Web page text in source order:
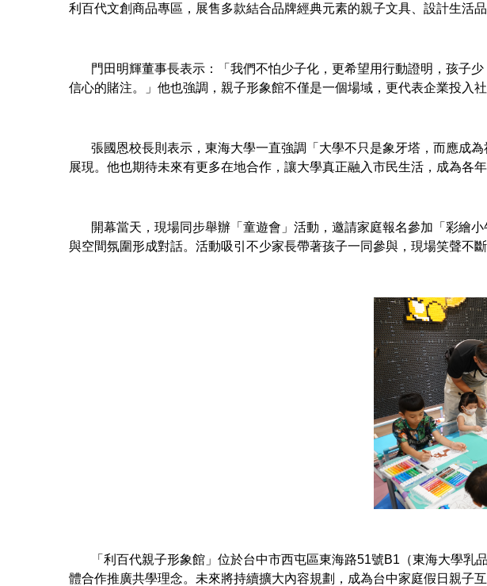
利百代文創商品專區，展售多款結合品牌經典元素的親子文具、設計生活
門田明輝董事長表示：「我們不怕少子化，更希望用行動證明，孩子
信心的賭注。」他也強調，親子形象館不僅是一個場域，更代表企業投入
張國恩校長則表示，東海大學一直強調「大學不只是象牙塔，而應成為
展現。他也期待未來有更多在地合作，讓大學真正融入市民生活，成為各
開幕當天，現場同步舉辦「童遊會」活動，邀請家庭報名參加「彩繪
與空間氛圍形成對話。活動吸引不少家長帶著孩子一同參與，現場笑聲不斷
「利百代親子形象館」位於台中市西屯區東海路51號B1（東海大學乳
體合作推廣共學理念。未來將持續擴大內容規劃，成為台中家庭假日親子